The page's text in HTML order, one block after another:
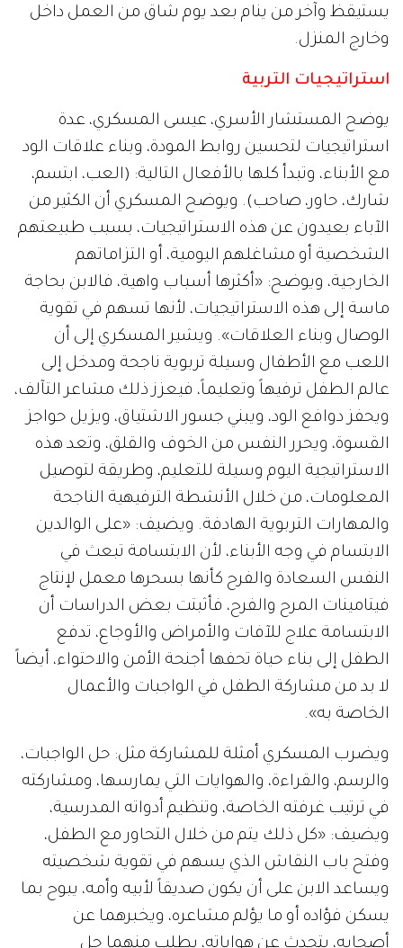
يستيقظ وآخر من ينام بعد يوم شاق من العمل داخل
وخارج المنزل.
استراتيجيات التربية
يوضح المستشار الأسري، عيسى المسكري، عدة
استراتيجيات لتحسين روابط المودة، وبناء علاقات الود
مع الأبناء، وتبدأ كلها بالأفعال التالية: (العب، ابتسم،
شارك، حاور، صاحب). ويوضح المسكري أن الكثير من
الآباء بعيدون عن هذه الاستراتيجيات، بسبب طبيعتهم
الشخصية أو مشاغلهم اليومية، أو التزاماتهم
الخارجية، ويوضح: «أكثرها أسباب واهية، فالابن بحاجة
ماسة إلى هذه الاستراتيجيات، لأنها تسهم في تقوية
الوصال وبناء العلاقات». ويشير المسكري إلى أن
اللعب مع الأطفال وسيلة تربوية ناجحة ومدخل إلى
عالم الطفل ترفيهاً وتعليماً، فيعزز ذلك مشاعر التآلف،
ويحفز دوافع الود، ويبني جسور الاشتياق، ويزيل حواجز
القسوة، ويحرر النفس من الخوف والقلق، وتعد هذه
الاستراتيجية اليوم وسيلة للتعليم، وطريقة لتوصيل
المعلومات، من خلال الأنشطة الترفيهية الناجحة
والمهارات التربوية الهادفة. ويضيف: «على الوالدين
الابتسام في وجه الأبناء، لأن الابتسامة تبعث في
النفس السعادة والفرح كأنها بسحرها معمل لإنتاج
فيتامينات المرح والفرح، فأثبتت بعض الدراسات أن
الابتسامة علاج للآفات والأمراض والأوجاع، تدفع
الطفل إلى بناء حياة تحفها أجنحة الأمن والاحتواء، أيضاً
لا بد من مشاركة الطفل في الواجبات والأعمال
الخاصة به».
ويضرب المسكري أمثلة للمشاركة مثل: حل الواجبات،
والرسم، والقراءة، والهوايات التي يمارسها، ومشاركته
في ترتيب غرفته الخاصة، وتنظيم أدواته المدرسية،
ويضيف: «كل ذلك يتم من خلال التحاور مع الطفل،
وفتح باب النقاش الذي يسهم في تقوية شخصيته
ويساعد الابن على أن يكون صديقاً لأبيه وأمه، يبوح بما
يسكن فؤاده أو ما يؤلم مشاعره، ويخبرهما عن
أصحابه، يتحدث عن هواياته، يطلب منهما حل